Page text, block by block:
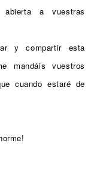
a vuestras
y compartir esta
mandáis vuestros
cuando estaré de